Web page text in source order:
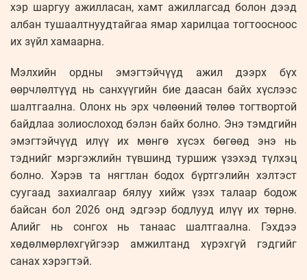
хэр шаргуу ажилласан, хамт ажиллагсад болон дээд
албан тушаалтнуудтайгаа ямар харилцаа тогтоосноос
их зүйл хамаарна.
Мэлхийн ордны эмэгтэйчүүд ажил дээрх бүх
өөрчлөлтүүд нь санхүүгийн бие даасан байх хүслээс
шалтгаална. Олонх нь эрх чөлөөний төлөө тогтвортой
байдлаа золиослоход бэлэн байх болно. Энэ тэмдгийн
эмэгтэйчүүд илүү их мөнгө хүсэх бөгөөд энэ нь
тэднийг мэргэжлийн түвшинд туршиж үзэхэд түлхэц
болно. Хэрэв та нягтлан бодох бүртгэлийн хэлтэст
суугаад захиалгаар бялуу хийж үзэх талаар бодож
байсан бол 2026 онд эдгээр бодлууд илүү их төрнө.
Алийг нь сонгох нь танаас шалтгаална. Гэхдээ
хөдөлмөрлөхгүйгээр амжилтанд хүрэхгүй гэдгийг
санах хэрэгтэй.